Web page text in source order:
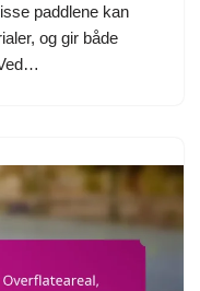
paddlene kan
og gir både